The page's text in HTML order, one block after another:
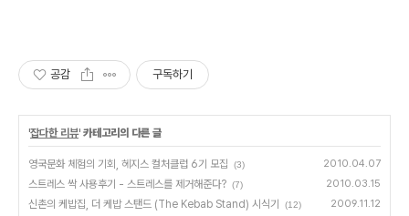
공감 구독하기
'잡다한 리뷰' 카테고리의 다른 글
영국문화 체험의 기회, 헤지스 컬처클럽 6기 모집 (3) 2010.04.07
스트레스 싹 사용후기 - 스트레스를 제거해준다? (7) 2010.03.15
신촌의 케밥집, 더 케밥 스탠드 (The Kebab Stand) 시식기 (12) 2009.11.12